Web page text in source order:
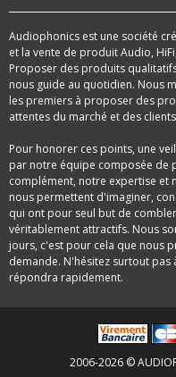
Audiophonics est une société
et la vente de produit Audio,
Proposer des produits
nous guide au quotidien. Nous
les premiers à proposer des
attentes du marché et des
Pour honorer ces points, une
par notre équipe composée de
complément, notre expertise et
nous permettent d'imaginer,
qui ont pour seul but de
véritablement attractifs. Nous
jours, c'est pour cela que nous
demande. N'hésitez surtout
répondra rapidement.
2006-2026 ©